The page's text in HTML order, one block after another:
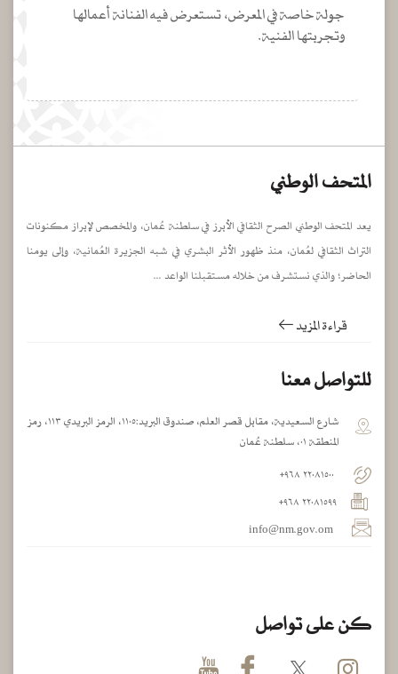
جولة خاصة في المعرض، تستعرض فيه الفنانة أعمالها
وتجربتها الفنية.
المتحف الوطني
يعد المتحف الوطني الصرح الثقافي الأبرز في سلطنة عُمان، والمخصص لإبراز مكنونات
التراث الثقافي لعُمان، منذ ظهور الأثر البشري في شبه الجزيرة العُمانية، وإلى يومنا
الحاضر؛ والذي نستشرف من خلاله مستقبلنا الواعد ...
قراءة المزيد
للتواصل معنا
شارع السعيدية، مقابل قصر العلم، صندوق البريد:١١٠٥، الرمز البريدي ١١٣، رمز
المنطقة ٠١، سلطنة عُمان
كن على تواصل